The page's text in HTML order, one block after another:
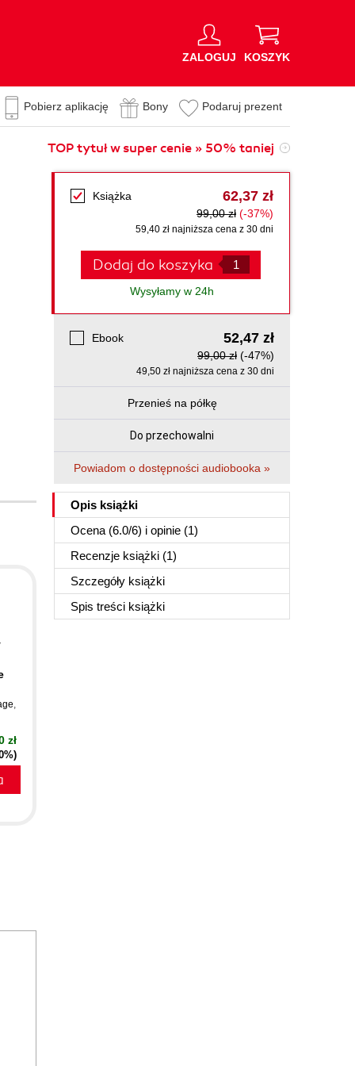
ZALOGUJ KOSZYK
Pobierz aplikację Bony Podaruj prezent
TOP tytuł w super cenie » 50% taniej
Książka 62,37 zł
99,00 zł (-37%)
59,40 zł najniższa cena z 30 dni
Dodaj do koszyka
Wysyłamy w 24h
Ebook 52,47 zł
99,00 zł (-47%)
49,50 zł najniższa cena z 30 dni
Przenieś na półkę
Do przechowalni
Powiadom o dostępności audiobooka »
Opis książki
Ocena (6.0/6) i opinie (1)
Recenzje książki (1)
Szczegóły książki
Spis treści książki
,
zł